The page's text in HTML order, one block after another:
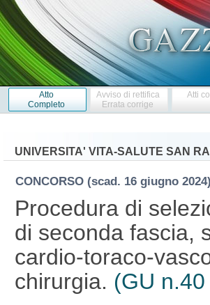
Atto
Completo
Avviso di rettifica
Errata corrige
Atti
UNIVERSITA' VITA-SALUTE SAN
CONCORSO (scad. 16 giugno
Procedura di
di seconda fascia,
cardio-toraco-
chirurgia. (GU